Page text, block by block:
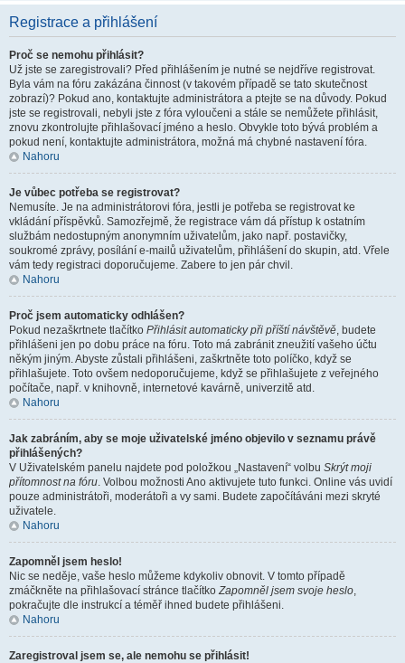
Registrace a přihlášení
Proč se nemohu přihlásit?
Už jste se zaregistrovali? Před přihlášením je nutné se nejdříve registrovat.
Byla vám na fóru zakázána činnost (v takovém případě se tato skutečnost
zobrazí)? Pokud ano, kontaktujte administrátora a ptejte se na důvody. Pokud
jste se registrovali, nebyli jste z fóra vyloučeni a stále se nemůžete přihlásit,
znovu zkontrolujte přihlašovací jméno a heslo. Obvykle toto bývá problém a
pokud není, kontaktujte administrátora, možná má chybné nastavení fóra.
Nahoru
Je vůbec potřeba se registrovat?
Nemusíte. Je na administrátorovi fóra, jestli je potřeba se registrovat ke
vkládání příspěvků. Samozřejmě, že registrace vám dá přístup k ostatním
službám nedostupným anonymním uživatelům, jako např. postavičky,
soukromé zprávy, posílání e-mailů uživatelům, přihlášení do skupin, atd. Vřele
vám tedy registraci doporučujeme. Zabere to jen pár chvil.
Nahoru
Proč jsem automaticky odhlášen?
Pokud nezaškrtnete tlačítko Přihlásit automaticky při příští návštěvě, budete
přihlášeni jen po dobu práce na fóru. Toto má zabránit zneužití vašeho účtu
někým jiným. Abyste zůstali přihlášeni, zaškrtněte toto políčko, když se
přihlašujete. Toto ovšem nedoporučujeme, když se přihlašujete z veřejného
počítače, např. v knihovně, internetové kavárně, univerzitě atd.
Nahoru
Jak zabráním, aby se moje uživatelské jméno objevilo v seznamu právě
přihlášených?
V Uživatelském panelu najdete pod položkou „Nastavení“ volbu Skrýt moji
přítomnost na fóru. Volbou možnosti Ano aktivujete tuto funkci. Online vás uvidí
pouze administrátoři, moderátoři a vy sami. Budete započítáváni mezi skryté
uživatele.
Nahoru
Zapomněl jsem heslo!
Nic se neděje, vaše heslo můžeme kdykoliv obnovit. V tomto případě
zmáčkněte na přihlašovací stránce tlačítkoZapomněl jsem svoje heslo,
pokračujte dle instrukcí a téměř ihned budete přihlášeni.
Nahoru
Zaregistroval jsem se, ale nemohu se přihlásit!